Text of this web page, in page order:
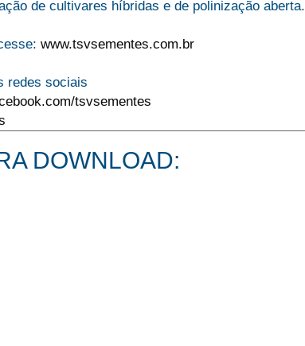
de cultivares híbridas e de polinização aberta.
www.tsvsementes.com.br
redes sociais
tsvsementes
DOWNLOAD: